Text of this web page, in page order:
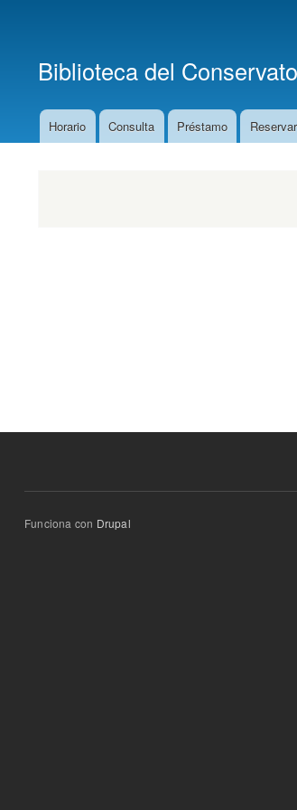
Biblioteca del
Menú principal
Horario Consulta Préstamo Reservar
Funciona con Drupal